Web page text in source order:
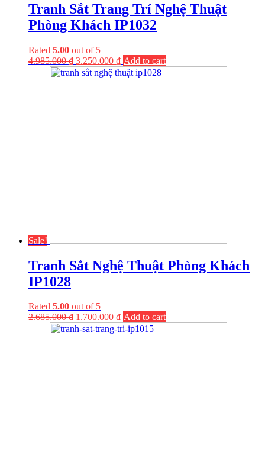
Tranh Sắt Trang Trí Nghệ Thuật
Phòng Khách IP1032
Rated 5.00 out of 5
4.985.000₫ 3.250.000 ₫ Add to cart
Sale!
Tranh Sắt Nghệ Thuật Phòng Khách
IP1028
Rated 5.00 out of 5
2.685.000₫ 1.700.000 ₫ Add to cart